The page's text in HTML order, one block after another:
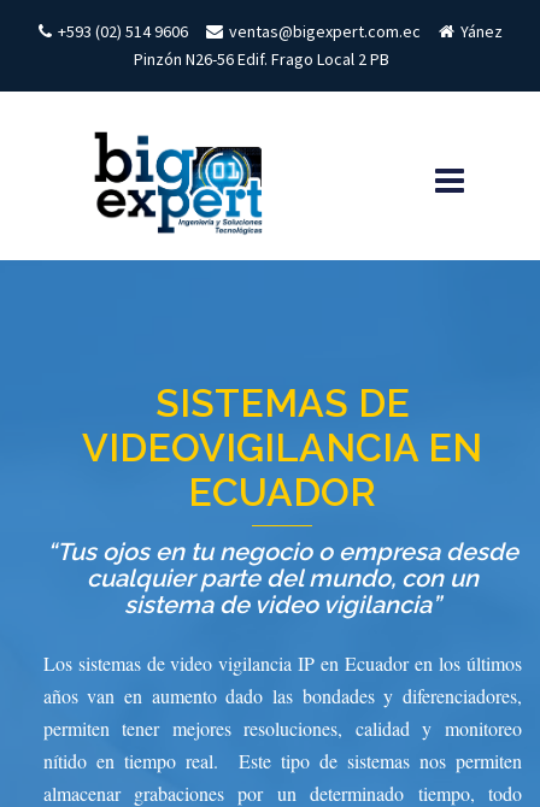
+593 (02) 514 9606 ventas@bigexpert.com.ec
Yánez
Pinzón N26-56 Edif. Frago Local 2 PB
SISTEMAS DE
VIDEOVIGILANCIA EN
ECUADOR
“Tus ojos en tu negocio o empresa desde
cualquier parte del mundo, con un
sistema de video vigilancia”
Los sistemas de video vigilancia IP en Ecuador en los últimos
años van en aumento dado las bondades y diferenciadores,
permiten tener mejores resoluciones, calidad y monitoreo
nítido en tiempo real.
Este tipo de sistemas nos permiten
almacenar grabaciones por un determinado tiempo, todo